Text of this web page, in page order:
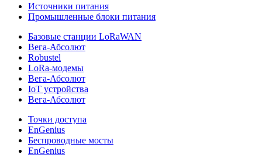
Источники питания
Промышленные блоки питания
Базовые станции LoRaWAN
Вега-Абсолют
Robustel
LoRa-модемы
Вега-Абсолют
IoT устройства
Вега-Абсолют
Точки доступа
EnGenius
Беспроводные мосты
EnGenius